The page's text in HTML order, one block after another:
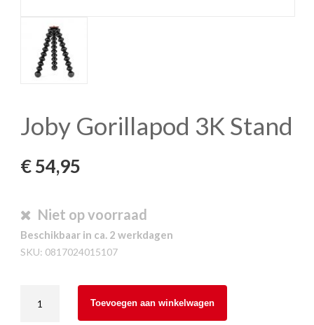
Joby Gorillapod 3K Stand
€54,95
Niet op voorraad
Beschikbaar in ca. 2 werkdagen
SKU: 0817024015107
Gorillapod
Toevoegen aan winkelwagen